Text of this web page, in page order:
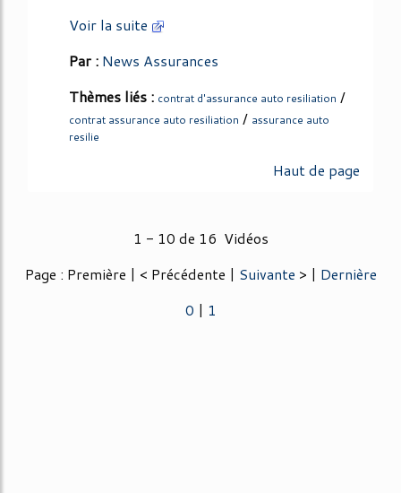
Voir la suite
Par : News Assurances
Thèmes liés : contrat d'assurance auto resiliation /
contrat assurance auto resiliation / assurance auto
resilie
Haut de page
1 - 10 de 16 Vidéos
Page : Première | < Précédente | Suivante > | Dernière
0 | 1